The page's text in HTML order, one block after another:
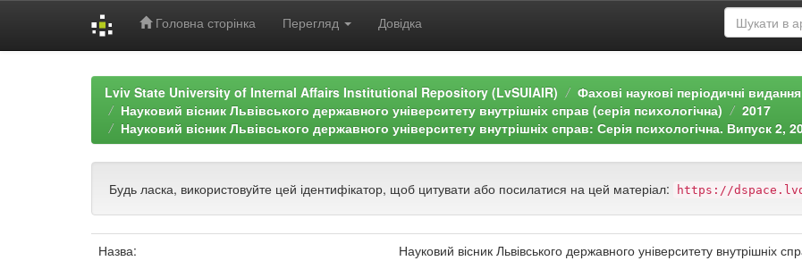
Головна сторінка Перегляд Довідка
Lviv State University of Internal Affairs Institutional Repository (LvSUIAIR)
Фахові наукові періодичні видання
Науковий вісник Львівського державного університету внутрішніх справ (серія психологічна)
2017
Науковий вісник Львівського державного університету внутрішніх справ: Серія психологічна. Випуск 2,
Будь ласка, використовуйте цей ідентифікатор, щоб цитувати або посилатися на цей матеріал: https://
Назва:
Науковий вісник Львівського державного університету внутрішніх